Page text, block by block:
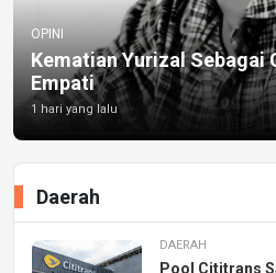
OPINI
Kematian Yurizal Sebagai
Empati
1 hari yang lalu
Daerah
DAERAH
Pool Cititrans